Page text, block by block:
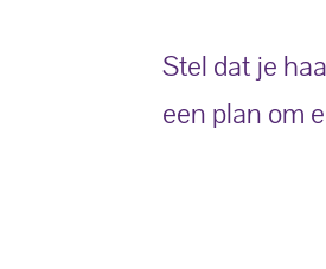
Stel dat je
een plan om